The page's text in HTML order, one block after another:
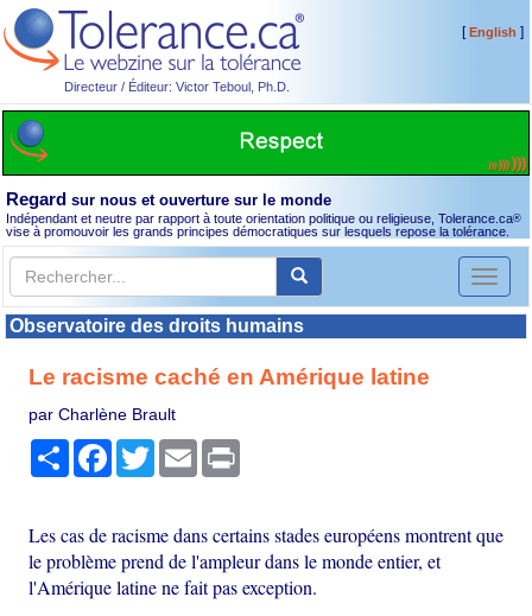
Directeur / Éditeur: Victor Teboul, Ph.D.
[English ]
Regard sur nous et ouverture sur le monde
Indépendant et neutre par rapport à toute orientation politique ou religieuse, Tolerance.ca®
vise à promouvoir les grands principes démocratiques sur lesquels repose la tolérance.
Toggle
Observatoire des droits humains
Le racisme caché en Amérique latine
par Charlène Brault
PartagerFacebook
TwitterEmail
Les cas de racisme dans certains stades européens montrent que
le problème prend de l'ampleur dans le monde entier, et
l'Amérique latine ne fait pas exception.